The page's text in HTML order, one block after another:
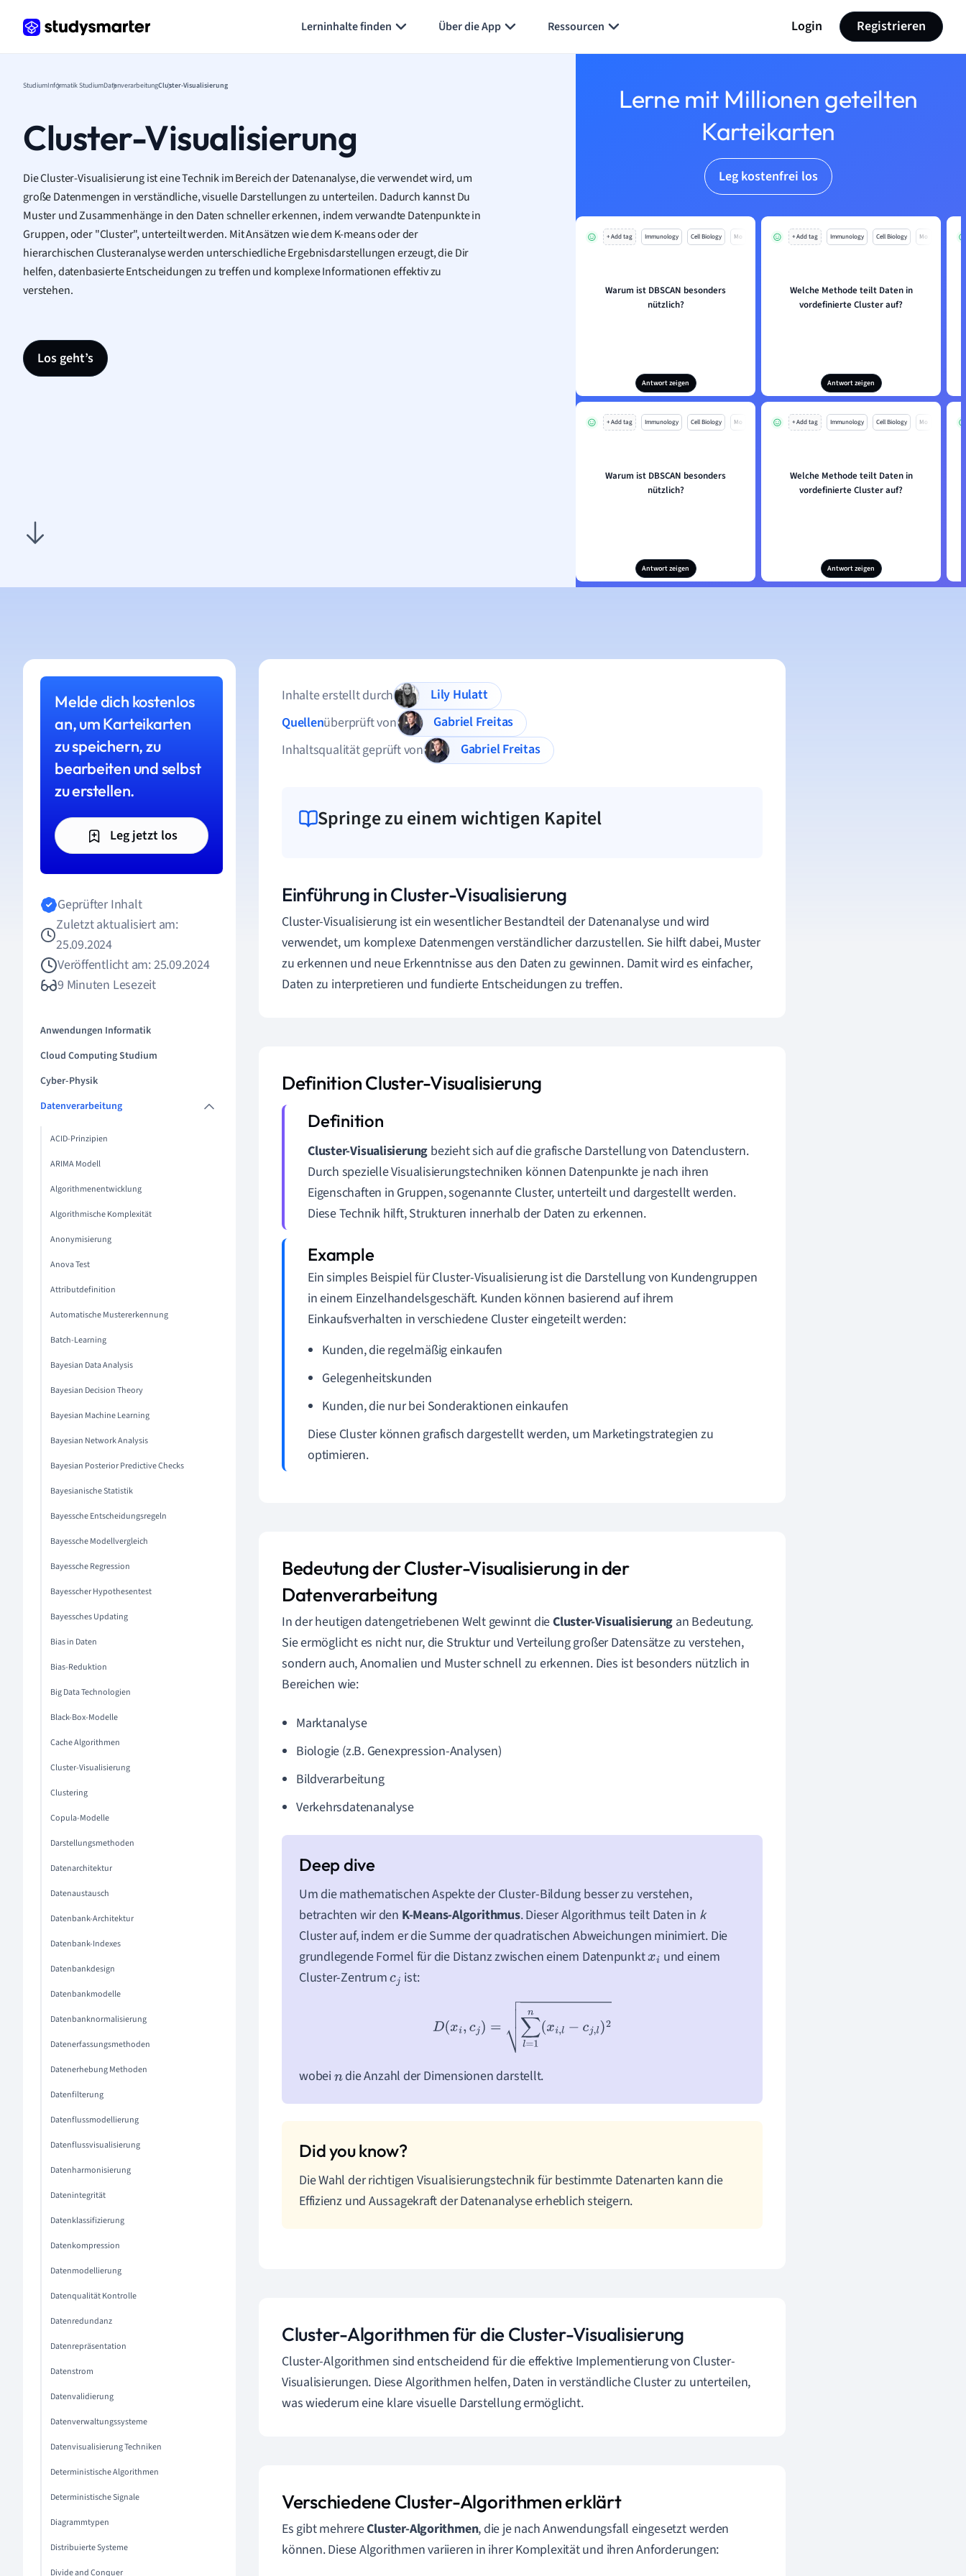
Lerninhalte finden Über die App Ressourcen Login Registrieren
StudiumInformatik StudiumDatenverarbeitungCluster-Visualisierung
Cluster-Visualisierung
Die Cluster-Visualisierung ist eine Technik im Bereich der Datenanalyse, die verwendet wird, um
große Datenmengen in verständliche, visuelle Darstellungen zu unterteilen. Dadurch kannst Du
Muster und Zusammenhänge in den Daten schneller erkennen, indem verwandte Datenpunkte in
Gruppen, oder "Cluster", unterteilt werden. Mit Ansätzen wie dem K-means oder der
hierarchischen Clusteranalyse werden unterschiedliche Ergebnisdarstellungen erzeugt, die Dir
helfen, datenbasierte Entscheidungen zu treffen und komplexe Informationen effektiv zu
verstehen.
Los geht’s
Lerne mit Millionen geteilten
Karteikarten
Leg kostenfrei los
+ Add tag Immunology Cell Biology Mo
Warum ist DBSCAN besonders
nützlich?
Antwort zeigen
+ Add tag Immunology Cell Biology Mo
Welche Methode teilt Daten in
vordefinierte Cluster auf?
Antwort zeigen
+ Add tag Immunology Cell Biology Mo
Warum ist DBSCAN besonders
nützlich?
Antwort zeigen
+ Add tag Immunology Cell Biology Mo
Welche Methode teilt Daten in
vordefinierte Cluster auf?
Antwort zeigen
Melde dich kostenlos
an, um Karteikarten
zu speichern, zu
bearbeiten und selbst
zu erstellen.
Leg jetzt los
Geprüfter Inhalt
Zuletzt aktualisiert am:
25.09.2024
Veröffentlicht am: 25.09.2024
9 Minuten Lesezeit
Anwendungen Informatik
Cloud Computing Studium
Cyber-Physik
Datenverarbeitung
ACID-Prinzipien
ARIMA Modell
Algorithmenentwicklung
Algorithmische Komplexität
Anonymisierung
Anova Test
Attributdefinition
Automatische Mustererkennung
Batch-Learning
Bayesian Data Analysis
Bayesian Decision Theory
Bayesian Machine Learning
Bayesian Network Analysis
Bayesian Posterior Predictive Checks
Bayesianische Statistik
Bayessche Entscheidungsregeln
Bayessche Modellvergleich
Bayessche Regression
Bayesscher Hypothesentest
Bayessches Updating
Bias in Daten
Bias-Reduktion
Big Data Technologien
Black-Box-Modelle
Cache Algorithmen
Cluster-Visualisierung
Clustering
Copula-Modelle
Darstellungsmethoden
Datenarchitektur
Datenaustausch
Datenbank-Architektur
Datenbank-Indexes
Datenbankdesign
Datenbankmodelle
Datenbanknormalisierung
Datenerfassungsmethoden
Datenerhebung Methoden
Datenfilterung
Datenflussmodellierung
Datenflussvisualisierung
Datenharmonisierung
Datenintegrität
Datenklassifizierung
Datenkompression
Datenmodellierung
Datenqualität Kontrolle
Datenredundanz
Datenrepräsentation
Datenstrom
Datenvalidierung
Datenverwaltungssysteme
Datenvisualisierung Techniken
Deterministische Algorithmen
Deterministische Signale
Diagrammtypen
Distribuierte Systeme
Divide and Conquer
Inhalte erstellt durch
Lily Hulatt
Quellenüberprüft von
Gabriel Freitas
Inhaltsqualität geprüft von
Gabriel Freitas
Springe zu einem wichtigen Kapitel
Einführung in Cluster-Visualisierung
Cluster-Visualisierung ist ein wesentlicher Bestandteil der Datenanalyse und wird
verwendet, um komplexe Datenmengen verständlicher darzustellen. Sie hilft dabei, Muster
zu erkennen und neue Erkenntnisse aus den Daten zu gewinnen. Damit wird es einfacher,
Daten zu interpretieren und fundierte Entscheidungen zu treffen.
Definition Cluster-Visualisierung
Cluster-Visualisierung bezieht sich auf die grafische Darstellung von Datenclustern.
Durch spezielle Visualisierungstechniken können Datenpunkte je nach ihren
Eigenschaften in Gruppen, sogenannte Cluster, unterteilt und dargestellt werden.
Diese Technik hilft, Strukturen innerhalb der Daten zu erkennen.
Ein simples Beispiel für Cluster-Visualisierung ist die Darstellung von Kundengruppen
in einem Einzelhandelsgeschäft. Kunden können basierend auf ihrem
Einkaufsverhalten in verschiedene Cluster eingeteilt werden:
Kunden, die regelmäßig einkaufen
Gelegenheitskunden
Kunden, die nur bei Sonderaktionen einkaufen
Diese Cluster können grafisch dargestellt werden, um Marketingstrategien zu
optimieren.
Bedeutung der Cluster-Visualisierung in der
Datenverarbeitung
In der heutigen datengetriebenen Welt gewinnt dieCluster-Visualisierung an Bedeutung.
Sie ermöglicht es nicht nur, die Struktur und Verteilung großer Datensätze zu verstehen,
sondern auch, Anomalien und Muster schnell zu erkennen. Dies ist besonders nützlich in
Bereichen wie:
Marktanalyse
Biologie (z.B. Genexpression-Analysen)
Bildverarbeitung
Verkehrsdatenanalyse
Um die mathematischen Aspekte der Cluster-Bildung besser zu verstehen,
betrachten wir den K-Means-Algorithmus. Dieser Algorithmus teilt Daten in k
Cluster auf, indem er die Summe der quadratischen Abweichungen minimiert. Die
grundlegende Formel für die Distanz zwischen einem Datenpunktxi und einem
Cluster-Zentrumcj ist:
= n(
wobeindie Anzahl der Dimensionen darstellt.
Die Wahl der richtigen Visualisierungstechnik für bestimmte Datenarten kann die
Effizienz und Aussagekraft der Datenanalyse erheblich steigern.
Cluster-Algorithmen für die Cluster-Visualisierung
Cluster-Algorithmen sind entscheidend für die effektive Implementierung von Cluster-
Visualisierungen. Diese Algorithmen helfen, Daten in verständliche Cluster zu unterteilen,
was wiederum eine klare visuelle Darstellung ermöglicht.
Verschiedene Cluster-Algorithmen erklärt
Es gibt mehrereCluster-Algorithmen, die je nach Anwendungsfall eingesetzt werden
können. Diese Algorithmen variieren in ihrer Komplexität und ihren Anforderungen: